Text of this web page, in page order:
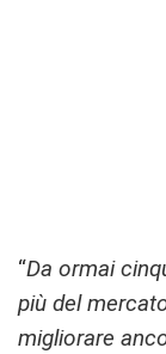
“Da ormai
più del
migliorare